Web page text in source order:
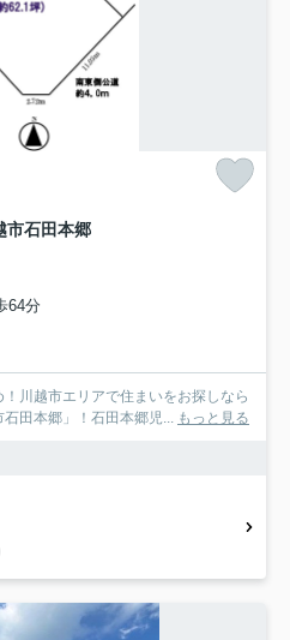
石田本郷
64分
川越市エリアで住まいをお探しなら
田本郷」！石田本郷児... もっと見る